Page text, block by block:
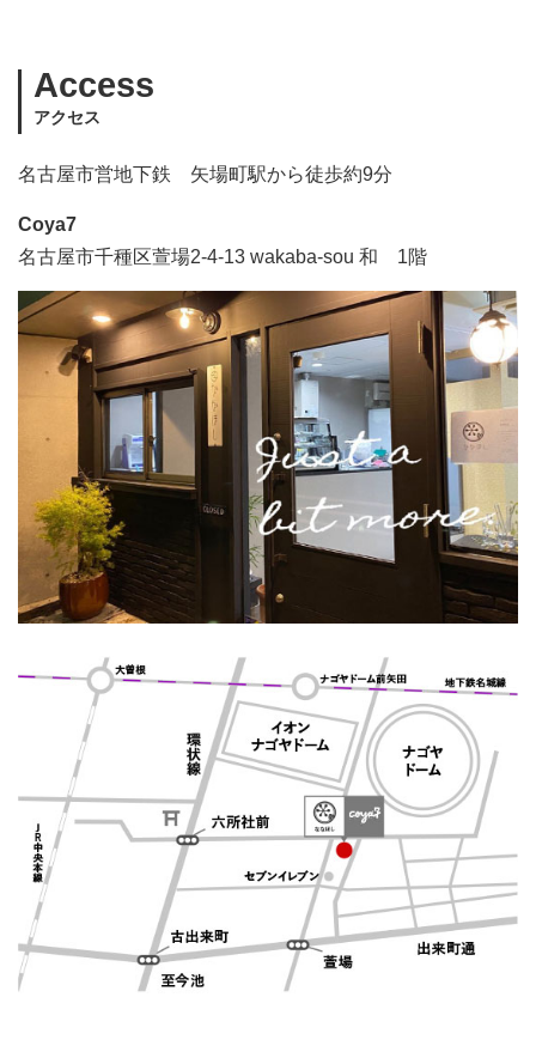
Access
アクセス
名古屋市営地下鉄 矢場町駅から徒歩約9分
Coya7
名古屋市千種区萱場2-4-13 wakaba-sou 和 1階